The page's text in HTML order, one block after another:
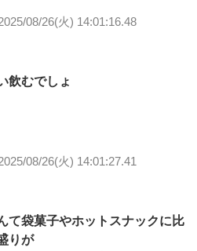
08/26(火) 14:01:16.48
飲むでしょ
08/26(火) 14:01:27.41
て袋菓子やホットスナックに比
りが